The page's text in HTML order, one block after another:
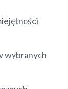
wybranych